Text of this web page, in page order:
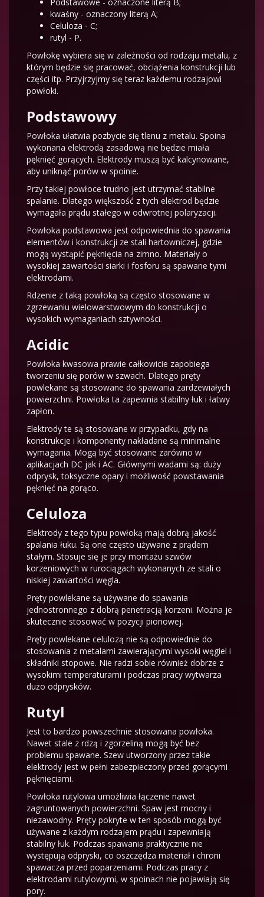
kwaśny - oznaczony literą A;
Celuloza - C;
rutyl - P.
Powłokę wybiera się w zależności od rodzaju metalu, z
którym będzie się pracować, obciążenia konstrukcji lub
części itp. Przyjrzyjmy się teraz każdemu rodzajowi
powłoki.
Podstawowy
Powłoka ułatwia pozbycie się tlenu z metalu. Spoina
wykonana elektrodą zasadową nie będzie miała
pęknięć gorących. Elektrody muszą być kalcynowane,
aby uniknąć porów w spoinie.
Przy takiej powłoce trudno jest utrzymać stabilne
spalanie. Dlatego większość z tych elektrod będzie
wymagała prądu stałego w odwrotnej polaryzacji.
Powłoka podstawowa jest odpowiednia do spawania
elementów i konstrukcji ze stali hartowniczej, gdzie
mogą wystąpić pęknięcia na zimno. Materiały o
wysokiej zawartości siarki i fosforu są spawane tymi
elektrodami.
Rdzenie z taką powłoką są często stosowane w
zgrzewaniu wielowarstwowym do konstrukcji o
wysokich wymaganiach sztywności.
Acidic
Powłoka kwasowa prawie całkowicie zapobiega
tworzeniu się porów w szwach. Dlatego pręty
powlekane są stosowane do spawania zardzewiałych
powierzchni. Powłoka ta zapewnia stabilny łuk i łatwy
zapłon.
Elektrody te są stosowane w przypadku, gdy na
konstrukcje i komponenty nakładane są minimalne
wymagania. Mogą być stosowane zarówno w
aplikacjach DC jak i AC. Głównymi wadami są: duży
odprysk, toksyczne opary i możliwość powstawania
pęknięć na gorąco.
Celuloza
Elektrody z tego typu powłoką mają dobrą jakość
spalania łuku. Są one często używane z prądem
stałym. Stosuje się je przy montażu szwów
korzeniowych w rurociągach wykonanych ze stali o
niskiej zawartości węgla.
Pręty powlekane są używane do spawania
jednostronnego z dobrą penetracją korzeni. Można je
skutecznie stosować w pozycji pionowej.
Pręty powlekane celulozą nie są odpowiednie do
stosowania z metalami zawierającymi wysoki węgiel i
składniki stopowe. Nie radzi sobie również dobrze z
wysokimi temperaturami i podczas pracy wytwarza
dużo odprysków.
Rutyl
Jest to bardzo powszechnie stosowana powłoka.
Nawet stale z rdzą i zgorzeliną mogą być bez
problemu spawane. Szew utworzony przez takie
elektrody jest w pełni zabezpieczony przed gorącymi
pęknięciami.
Powłoka rutylowa umożliwia łączenie nawet
zagruntowanych powierzchni. Spaw jest mocny i
niezawodny. Pręty pokryte w ten sposób mogą być
używane z każdym rodzajem prądu i zapewniają
stabilny łuk. Podczas spawania praktycznie nie
występują odpryski, co oszczędza materiał i chroni
spawacza przed poparzeniami. Podczas pracy z
elektrodami rutylowymi, w spoinach nie pojawiają się
pory.